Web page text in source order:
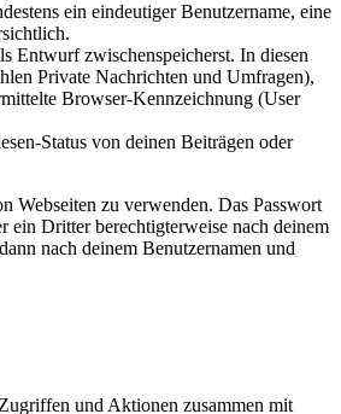
ein eindeutiger Benutzername, eine
Entwurf zwischenspeicherst. In diesen
Private Nachrichten und Umfragen),
Browser-Kennzeichnung (User
Status von deinen Beiträgen oder
Webseiten zu verwenden. Das Passwort
ein Dritter berechtigterweise nach deinem
nach deinem Benutzernamen und
und Aktionen zusammen mit